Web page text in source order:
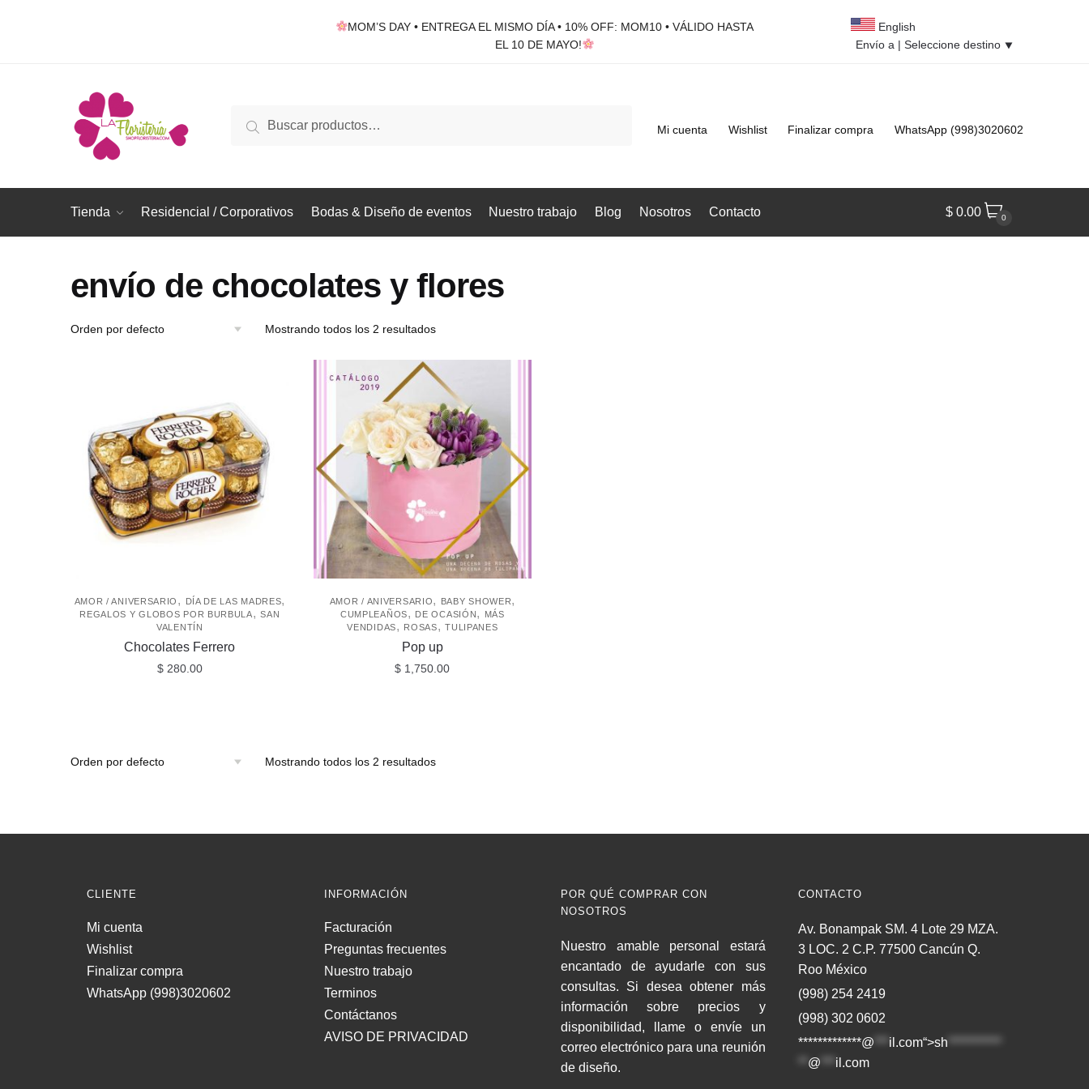
MOM’S DAY • ENTREGA EL MISMO DÍA • 10% OFF: MOM10 • VÁLIDO HASTA
EL 10 DE MAYO!
English
Envío a | Seleccione destino ⯆
por:
Buscar Mi cuenta Wishlist Finalizar compra WhatsApp (998)3020602
Tienda Residencial / Corporativos Bodas & Diseño de eventos Nuestro trabajo Blog Nosotros Contacto $ 0.00 0
envío de chocolates y flores
Mostrando todos los 2 resultados
AMOR / ANIVERSARIO , DÍA DE LAS MADRES,
REGALOS Y GLOBOS POR BURBULA,SAN
VALENTÍN
Chocolates Ferrero
$280.00
AMOR / ANIVERSARIO, BABY SHOWER,
CUMPLEAÑOS, DE OCASIÓN ,
MÁS
VENDIDAS, ROSAS,TULIPANES
Pop up
$ 1,750.00
Mostrando todos los 2 resultados
CLIENTE
Mi cuenta
Wishlist
Finalizar compra
WhatsApp (998)3020602
INFORMACIÓN
Facturación
Preguntas frecuentes
Nuestro trabajo
Terminos
Contáctanos
AVISO DE PRIVACIDAD
POR QUÉ COMPRAR CON
NOSOTROS
Nuestro amable personal estará
encantado de ayudarle con sus
consultas. Si desea obtener más
información sobre precios y
disponibilidad, llame o envíe un
correo electrónico para una reunión
de diseño.
CONTACTO
Av. Bonampak SM. 4 Lote 29 MZA.
3 LOC. 2 C.P. 77500 Cancún Q.
Roo México
(998) 254 2419
(998) 302 0602
*************@
il.com“>sh ***********
@ il.com